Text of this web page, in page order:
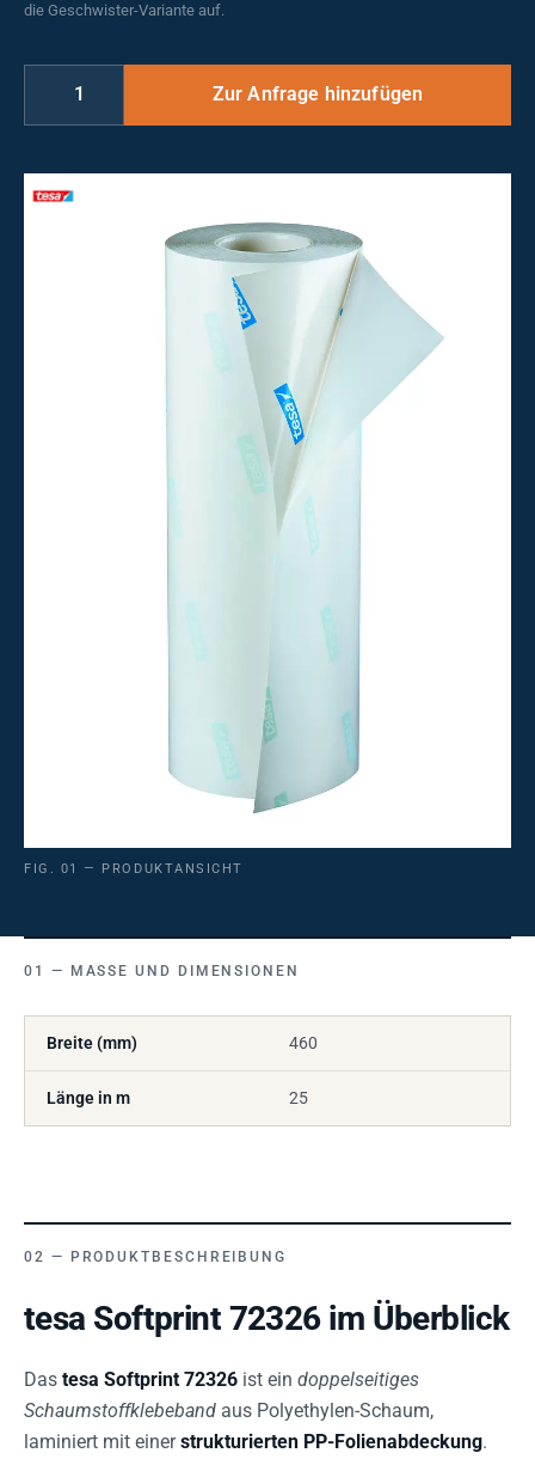
die Geschwister-Variante auf.
FIG. 01 — PRODUKTANSICHT
MASSE UND DIMENSIONEN
Breite (mm) 460
Länge in m 25
PRODUKTBESCHREIBUNG
tesa Softprint 72326 im Überblick
Das tesa Softprint 72326 ist ein doppelseitiges
Schaumstoffklebeband aus Polyethylen-Schaum,
laminiert mit einerstrukturierten PP-Folienabdeckung.